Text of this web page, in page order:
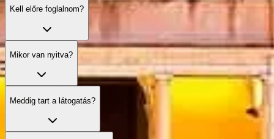
Kell előre foglalnom?
Mikor van nyitva?
Meddig tart a látogatás?